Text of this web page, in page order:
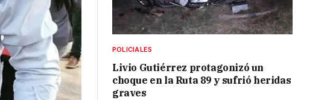
POLICIALES
Livio Gutiérrez protagonizó un
choque en la Ruta 89 y sufrió heridas
graves